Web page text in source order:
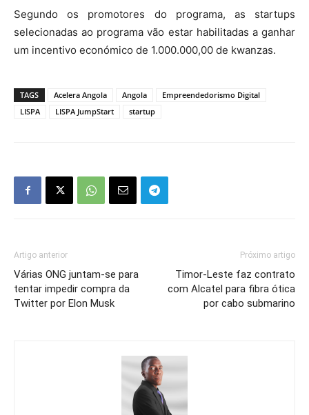
Segundo os promotores do programa, as startups
selecionadas ao programa vão estar habilitadas a ganhar
um incentivo económico de 1.000.000,00 de kwanzas.
TAGS Acelera Angola Angola
Empreendedorismo Digital
LISPA
LISPA JumpStart startup
Artigo anterior
Várias ONG juntam-se para
tentar impedir compra da
Twitter por Elon Musk
Próximo artigo
Timor-Leste faz contrato
com Alcatel para fibra ótica
por cabo submarino